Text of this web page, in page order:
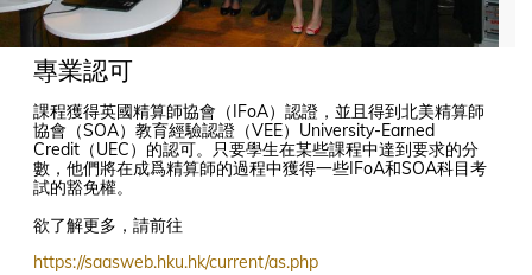
專業認可
課程獲得英國精算師協會（IFoA）認證，並且得到北美精算師
協會（SOA）教育經驗認證（VEE）University-Earned
Credit（UEC）的認可。只要學生在某些課程中達到要求的分
數，他們將在成爲精算師的過程中獲得一些IFoA和SOA科目考
試的豁免權。
欲了解更多，請前往
https://saasweb.hku.hk/current/as.php